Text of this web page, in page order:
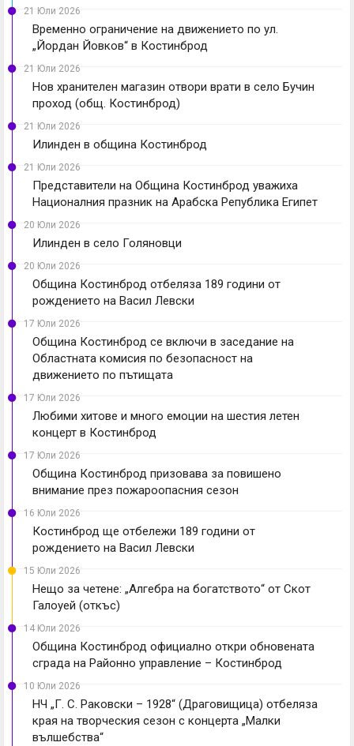
21 Юли 2026
Временно ограничение на движението по ул.
„Йордан Йовков“ в Костинброд
21 Юли 2026
Нов хранителен магазин отвори врати в село Бучин
проход (общ. Костинброд)
21 Юли 2026
Илинден в община Костинброд
21 Юли 2026
Представители на Община Костинброд уважиха
Националния празник на Арабска Република Египет
20 Юли 2026
Илинден в село Голяновци
20 Юли 2026
Община Костинброд отбеляза 189 години от
рождението на Васил Левски
17 Юли 2026
Община Костинброд се включи в заседание на
Областната комисия по безопасност на
движението по пътищата
17 Юли 2026
Любими хитове и много емоции на шестия летен
концерт в Костинброд
17 Юли 2026
Община Костинброд призовава за повишено
внимание през пожароопасния сезон
16 Юли 2026
Костинброд ще отбележи 189 години от
рождението на Васил Левски
15 Юли 2026
Нещо за четене: „Алгебра на богатството“ от Скот
Галоуей (откъс)
14 Юли 2026
Община Костинброд официално откри обновената
сграда на Районно управление – Костинброд
10 Юли 2026
НЧ „Г. С. Раковски – 1928“ (Драговищица) отбеляза
края на творческия сезон с концерта „Малки
вълшебства“